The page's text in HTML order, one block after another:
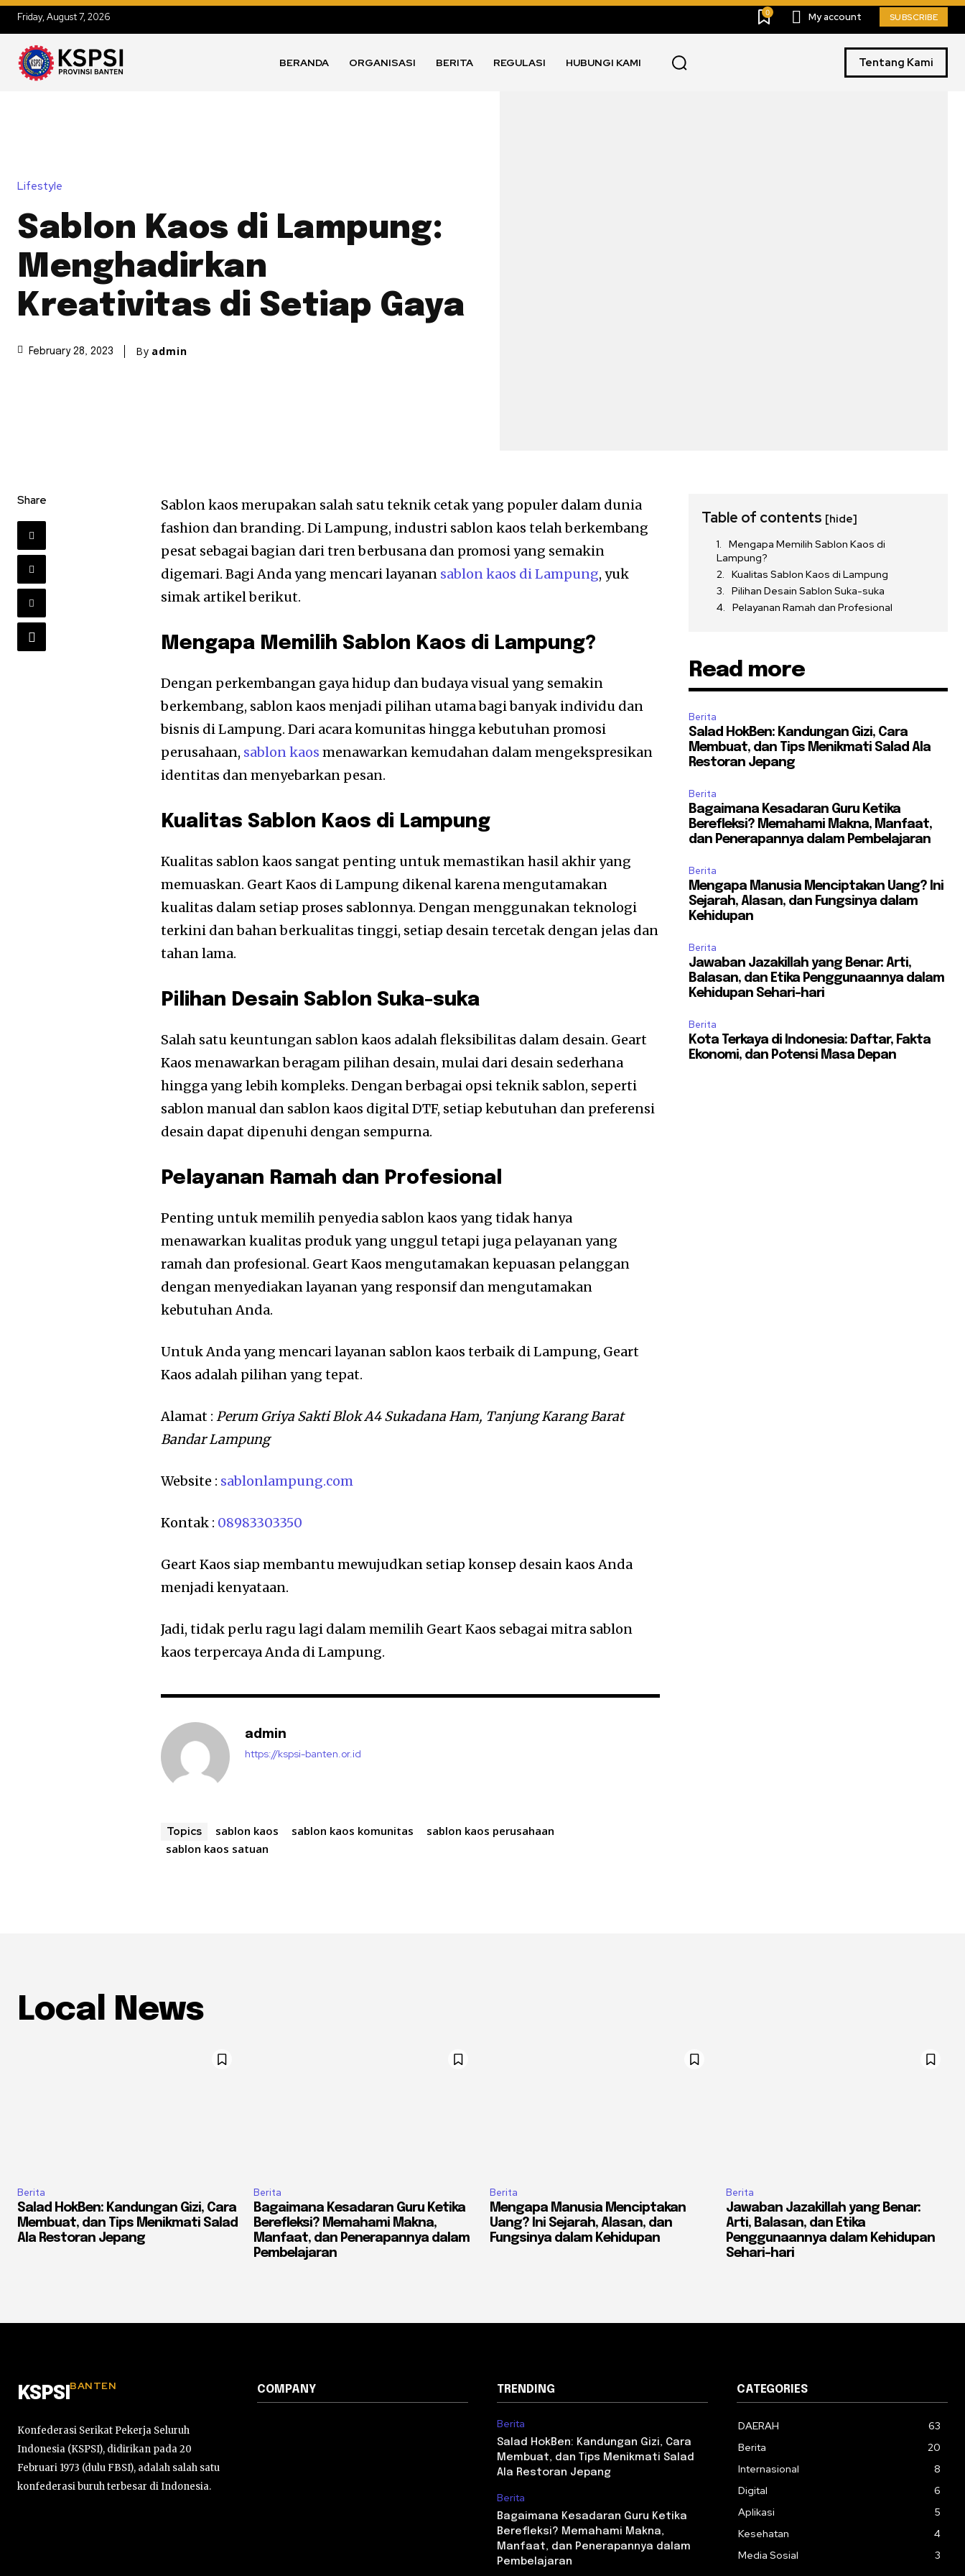
Friday, August 7, 2026 0 My account SUBSCRIBE
BERANDA ORGANISASI BERITA REGULASI HUBUNGI KAMI Tentang Kami
Lifestyle
Sablon Kaos di Lampung:
Menghadirkan
Kreativitas di Setiap Gaya
February 28, 2023 By admin
Share
Sablon kaos merupakan salah satu teknik cetak yang populer dalam dunia
fashion dan branding. Di Lampung, industri sablon kaos telah berkembang
pesat sebagai bagian dari tren berbusana dan promosi yang semakin
digemari. Bagi Anda yang mencari layanan sablon kaos di Lampung, yuk
simak artikel berikut.
Mengapa Memilih Sablon Kaos di Lampung?
Dengan perkembangan gaya hidup dan budaya visual yang semakin
berkembang, sablon kaos menjadi pilihan utama bagi banyak individu dan
bisnis di Lampung. Dari acara komunitas hingga kebutuhan promosi
perusahaan, sablon kaos menawarkan kemudahan dalam mengekspresikan
identitas dan menyebarkan pesan.
Kualitas Sablon Kaos di Lampung
Kualitas sablon kaos sangat penting untuk memastikan hasil akhir yang
memuaskan. Geart Kaos di Lampung dikenal karena mengutamakan
kualitas dalam setiap proses sablonnya. Dengan menggunakan teknologi
terkini dan bahan berkualitas tinggi, setiap desain tercetak dengan jelas dan
tahan lama.
Pilihan Desain Sablon Suka-suka
Salah satu keuntungan sablon kaos adalah fleksibilitas dalam desain. Geart
Kaos menawarkan beragam pilihan desain, mulai dari desain sederhana
hingga yang lebih kompleks. Dengan berbagai opsi teknik sablon, seperti
sablon manual dan sablon kaos digital DTF, setiap kebutuhan dan preferensi
desain dapat dipenuhi dengan sempurna.
Pelayanan Ramah dan Profesional
Penting untuk memilih penyedia sablon kaos yang tidak hanya
menawarkan kualitas produk yang unggul tetapi juga pelayanan yang
ramah dan profesional. Geart Kaos mengutamakan kepuasan pelanggan
dengan menyediakan layanan yang responsif dan mengutamakan
kebutuhan Anda.
Untuk Anda yang mencari layanan sablon kaos terbaik di Lampung, Geart
Kaos adalah pilihan yang tepat.
Alamat :Perum Griya Sakti Blok A4 Sukadana Ham, Tanjung Karang Barat
Bandar Lampung
Website : sablonlampung.com
Kontak : 08983303350
Geart Kaos siap membantu mewujudkan setiap konsep desain kaos Anda
menjadi kenyataan.
Jadi, tidak perlu ragu lagi dalam memilih Geart Kaos sebagai mitra sablon
kaos terpercaya Anda di Lampung.
admin
https://kspsi-banten.or.id
Topics sablon kaos sablon kaos komunitas
sablon kaos perusahaan
sablon kaos satuan
Table of contents [hide]
Mengapa Memilih Sablon Kaos di
Lampung?
Kualitas Sablon Kaos di Lampung
Pilihan Desain Sablon Suka-suka
Pelayanan Ramah dan Profesional
Read more
Berita
Salad HokBen: Kandungan Gizi, Cara
Membuat, dan Tips Menikmati Salad Ala
Restoran Jepang
Berita
Bagaimana Kesadaran Guru Ketika
Berefleksi? Memahami Makna, Manfaat,
dan Penerapannya dalam Pembelajaran
Berita
Mengapa Manusia Menciptakan Uang? Ini
Sejarah, Alasan, dan Fungsinya dalam
Kehidupan
Berita
Jawaban Jazakillah yang Benar: Arti,
Balasan, dan Etika Penggunaannya dalam
Kehidupan Sehari-hari
Berita
Kota Terkaya di Indonesia: Daftar, Fakta
Ekonomi, dan Potensi Masa Depan
Local News
Berita
Salad HokBen: Kandungan Gizi, Cara
Membuat, dan Tips Menikmati Salad
Ala Restoran Jepang
Berita
Bagaimana Kesadaran Guru Ketika
Berefleksi? Memahami Makna,
Manfaat, dan Penerapannya dalam
Pembelajaran
Berita
Mengapa Manusia Menciptakan
Uang? Ini Sejarah, Alasan, dan
Fungsinya dalam Kehidupan
Berita
Jawaban Jazakillah yang Benar:
Arti, Balasan, dan Etika
Penggunaannya dalam Kehidupan
Sehari-hari
KSPSI BANTEN
Konfederasi Serikat Pekerja Seluruh
Indonesia (KSPSI), didirikan pada 20
Februari 1973 (dulu FBSI), adalah salah satu
konfederasi buruh terbesar di Indonesia.
COMPANY TRENDING
Berita
Salad HokBen: Kandungan Gizi, Cara
Membuat, dan Tips Menikmati Salad
Ala Restoran Jepang
Berita
Bagaimana Kesadaran Guru Ketika
Berefleksi? Memahami Makna,
Manfaat, dan Penerapannya dalam
Pembelajaran
CATEGORIES
DAERAH
63
Berita
20
Internasional
8
Digital
6
Aplikasi
5
Kesehatan
4
Media Sosial
3